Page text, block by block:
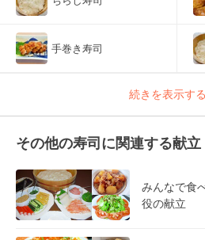
手巻き寿司
続きを表示する
その他の寿司に関連する献立
みんなで食
役の献立